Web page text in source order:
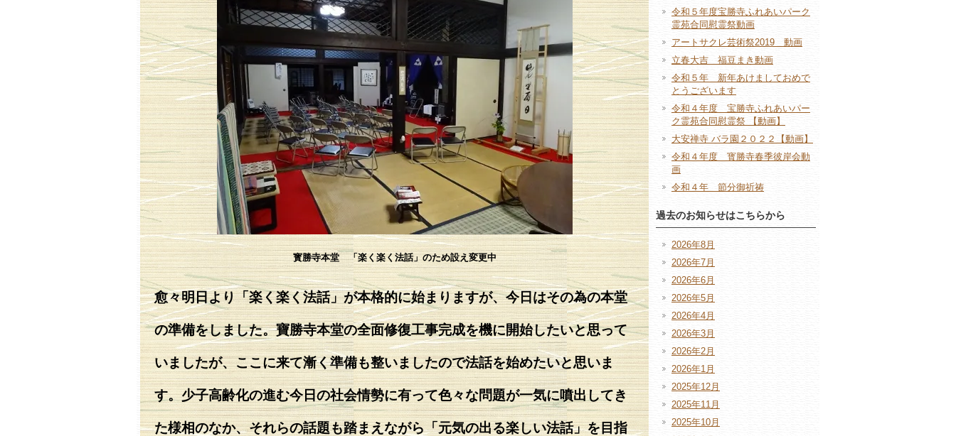
寳勝寺本堂 「楽く楽く法話」のため設え変更中
愈々明日より「楽く楽く法話」が本格的に始まりますが、今日はその為の本堂
の準備をしました。寶勝寺本堂の全面修復工事完成を機に開始したいと思って
いましたが、ここに来て漸く準備も整いましたので法話を始めたいと思いま
す。少子高齢化の進む今日の社会情勢に有って色々な問題が一気に噴出してき
た様相のなか、それらの話題も踏まえながら「元気の出る楽しい法話」を目指
令和５年度宝勝寺ふれあいパーク
霊苑合同慰霊祭動画
アートサクレ芸術祭2019 動画
立春大吉 福豆まき動画
令和５年 新年あけましておめで
とうございます
令和４年度 宝勝寺ふれあいパー
ク霊苑合同慰霊祭 【動画】
大安禅寺 バラ園２０２２【動画】
令和４年度 寳勝寺春季彼岸会動
画
令和４年 節分御祈祷
過去のお知らせはこちらから
2026年8月
2026年7月
2026年6月
2026年5月
2026年4月
2026年3月
2026年2月
2026年1月
2025年12月
2025年11月
2025年10月